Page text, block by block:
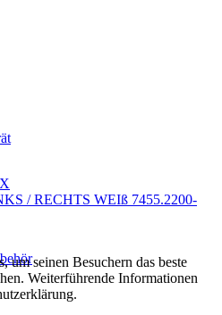
/ RECHTS WEIß 7455.2200-
um seinen Besuchern das beste
Weiterführende Informationen